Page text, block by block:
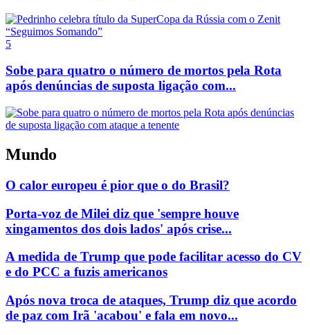
5
Sobe para quatro o número de mortos pela Rota
após denúncias de suposta ligação com...
Mundo
O calor europeu é pior que o do Brasil?
Porta-voz de Milei diz que 'sempre houve
xingamentos dos dois lados' após crise...
A medida de Trump que pode facilitar acesso do CV
e do PCC a fuzis americanos
Após nova troca de ataques, Trump diz que acordo
de paz com Irã 'acabou' e fala em novo...